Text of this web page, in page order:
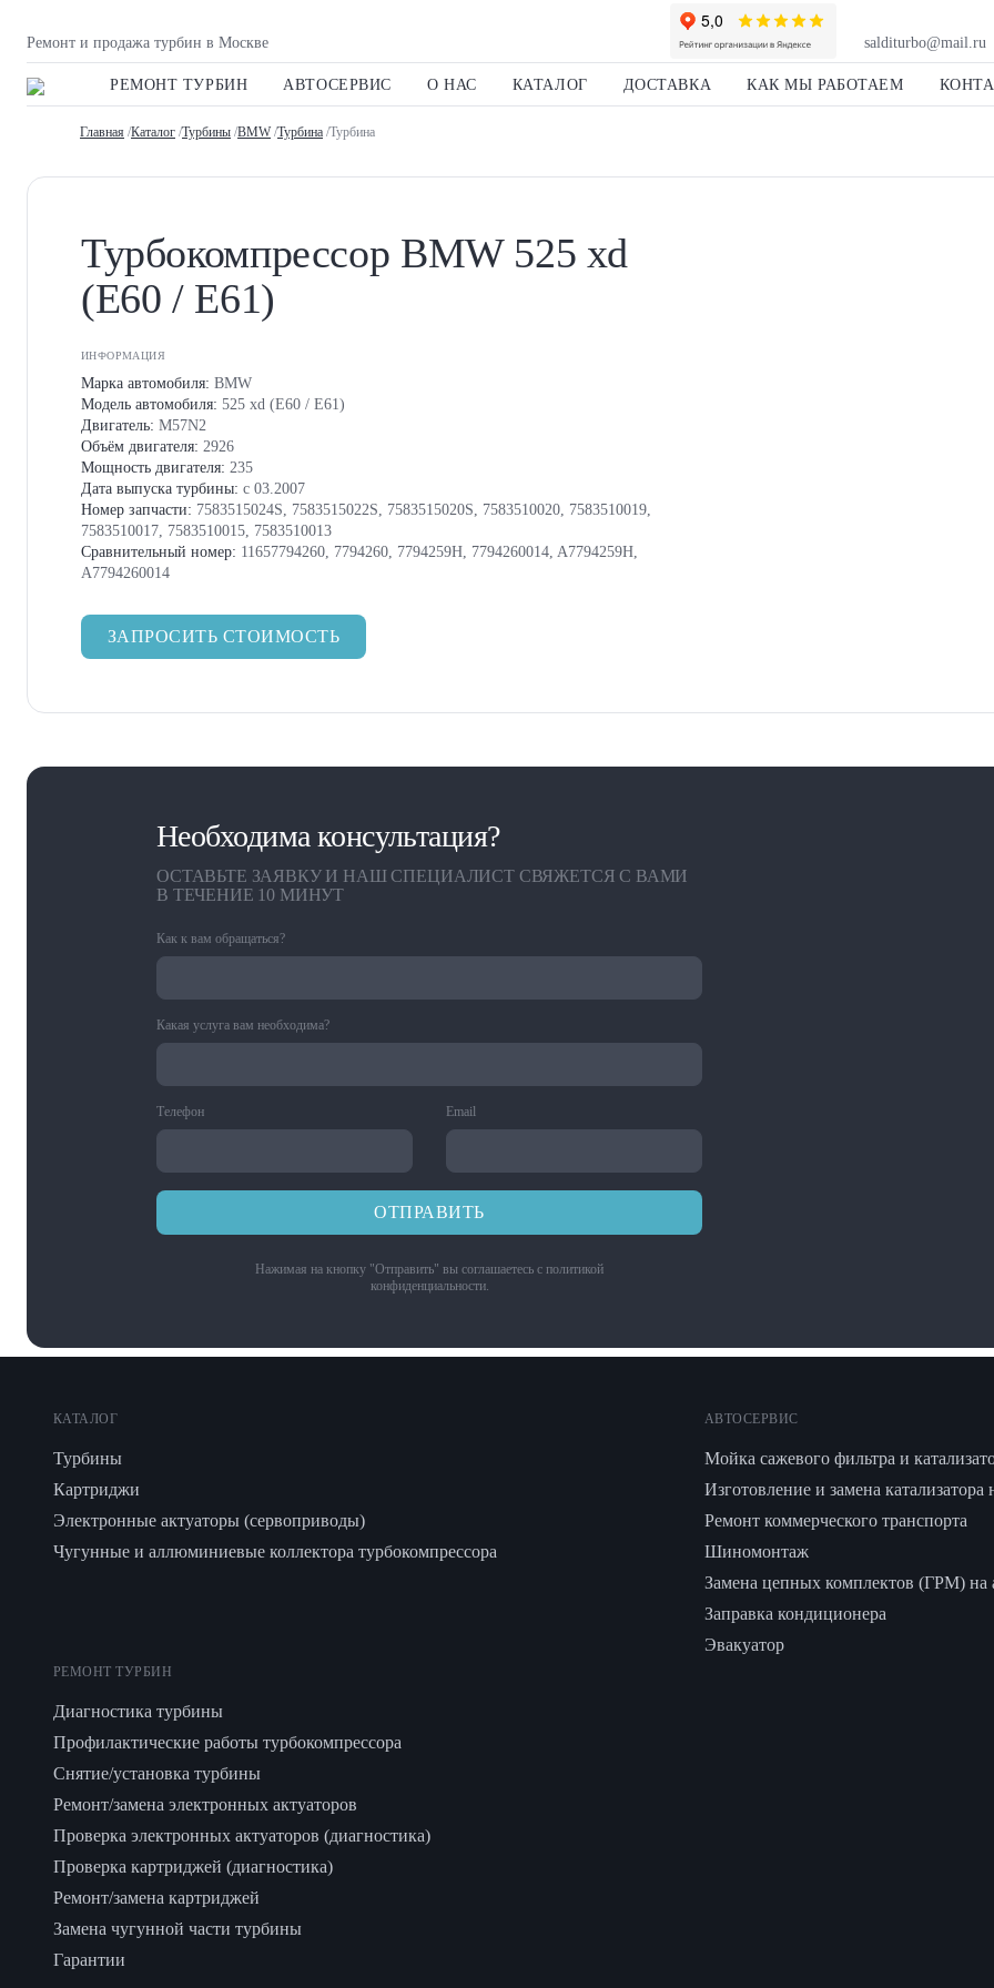
Ремонт и продажа турбин в Москве salditurbo@mail.ru
РЕМОНТ ТУРБИН АВТОСЕРВИС О НАС КАТАЛОГ ДОСТАВКА КАК МЫ РАБОТАЕМ
Главная /Каталог /Турбины /BMW /Турбина /Турбина
Турбокомпрессор BMW 525 xd
(E60 / E61)
ИНФОРМАЦИЯ
Марка автомобиля: BMW
Модель автомобиля: 525 xd (E60 / E61)
Двигатель: M57N2
Объём двигателя: 2926
Мощность двигателя: 235
Дата выпуска турбины: с 03.2007
Номер запчасти: 7583515024S, 7583515022S, 7583515020S, 7583510020, 7583510019,
7583510017, 7583510015, 7583510013
Сравнительный номер: 11657794260, 7794260, 7794259H, 7794260014, A7794259H,
A7794260014
ЗАПРОСИТЬ СТОИМОСТЬ
Необходима консультация?
ОСТАВЬТЕ ЗАЯВКУ И НАШ СПЕЦИАЛИСТ СВЯЖЕТСЯ С ВАМИ
В ТЕЧЕНИЕ 10 МИНУТ
Как к вам обращаться?
Какая услуга вам необходима?
Телефон Email
ОТПРАВИТЬ
Нажимая на кнопку "Отправить" вы соглашаетесь с политикой
конфиденциальности.
КАТАЛОГ
Турбины
Картриджи
Электронные актуаторы (сервоприводы)
Чугунные и аллюминиевые коллектора турбокомпрессора
АВТОСЕРВИС
Мойка сажевого фильтра и
Изготовление и замена катализатора
Ремонт коммерческого транспорта
Шиномонтаж
Замена цепных комплектов (ГРМ) на
Заправка кондиционера
Эвакуатор
РЕМОНТ ТУРБИН
Диагностика турбины
Профилактические работы турбокомпрессора
Снятие/установка турбины
Ремонт/замена электронных актуаторов
Проверка электронных актуаторов (диагностика)
Проверка картриджей (диагностика)
Ремонт/замена картриджей
Замена чугунной части турбины
Гарантии